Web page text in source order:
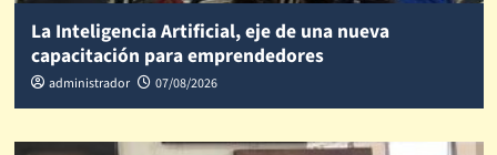
La Inteligencia Artificial, eje de una nueva
capacitación para emprendedores
administrador 07/08/2026